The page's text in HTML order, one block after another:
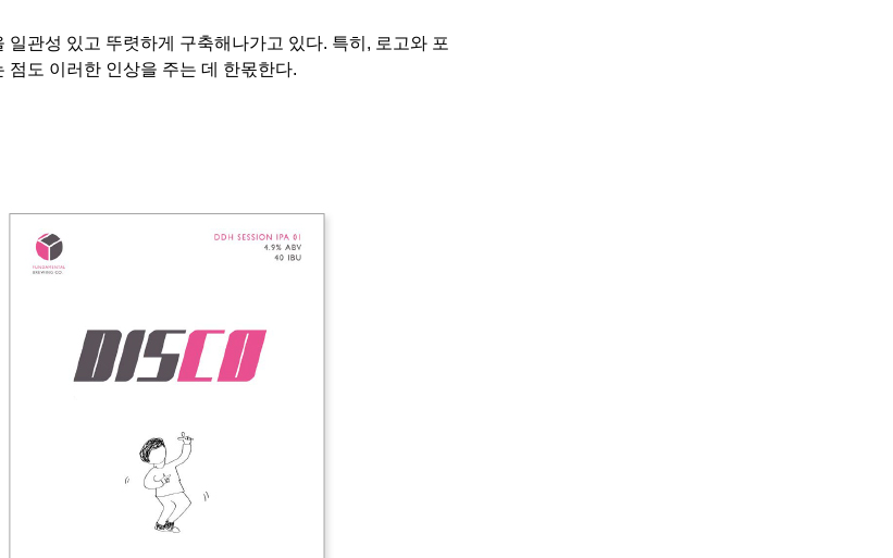
관성 있고 뚜렷하게 구축해나가고 있다. 특히, 로고와 포
도 이러한 인상을 주는 데 한몫한다.